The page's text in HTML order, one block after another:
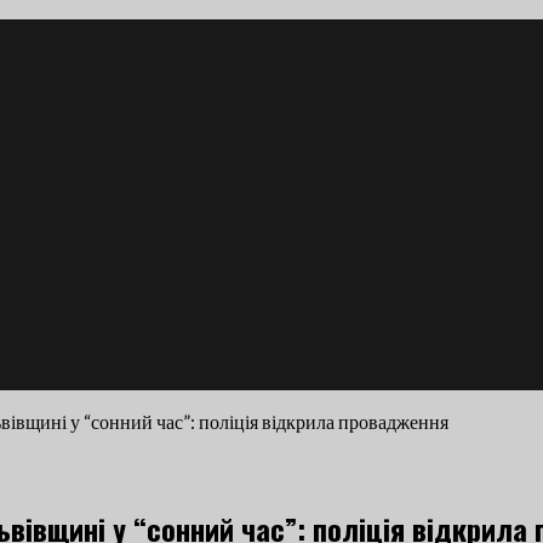
у “сонний час”: поліція відкрила провадження
у “сонний час”: поліція